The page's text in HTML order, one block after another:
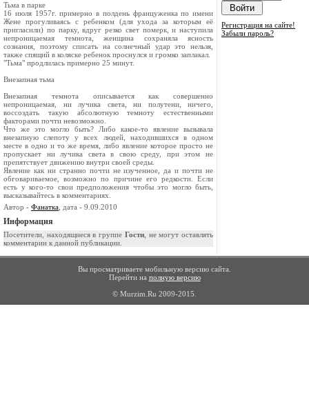
Тьма в парке
16 июля 1957г. примерно в полдень француженка по имени
Жене прогуливаясь с ребенком (для ухода за которым её
пригласили) по парку, вдруг резко свет померк, и наступила
непроницаемая темнота, женщина сохраняла ясность
сознания, поэтому списать на солнечный удар это нельзя,
также спящий в коляске ребенок проснулся и громко заплакал.
"Тьма" продлилась примерно 25 минут.
Внезапная тьма
Внезапная темнота описывается как совершенно
непроницаемая, ни лучика света, ни полутени, ничего,
воссоздать такую абсолютную темноту естественными
факторами почти невозможно.
Что же это могло быть? Либо какое-то явление вызывала
внезапную слепоту у всех людей, находившихся в одном
месте в одно и то же время, либо явление которое просто не
пропускает ни лучика света в свою среду, при этом не
препятствует движению внутри своей среды.
Явление как ни странно почти не изученное, да и почти не
обговариваемое, возможно по причине его редкости. Если
есть у кого-то свои предположения чтобы это могло быть,
высказывайтесь в комментариях.
Автор - Фанатка , дата - 9.09.2010
Информация
Посетители, находящиеся в группе Гости, не могут оставлять
комментарии к данной публикации.
Регистрация на сайте!
Забыли пароль?
Вы просматриваете мобильную версию сайта.
Перейти на полную версию
© Murzim.Ru 2009-2015.